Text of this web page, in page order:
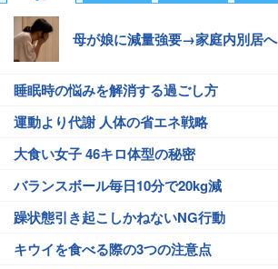
母が娘に減量強要→家庭内別居へ
睡眠時の悩みを解消する過ごし方
運動より代謝 人体の省エネ戦略
大食い女子 46キロ体型の秘密
バランスボール毎日10分で20kg減
躁状態引き起こしかねないNG行動
キウイを食べる際の3つの注意点